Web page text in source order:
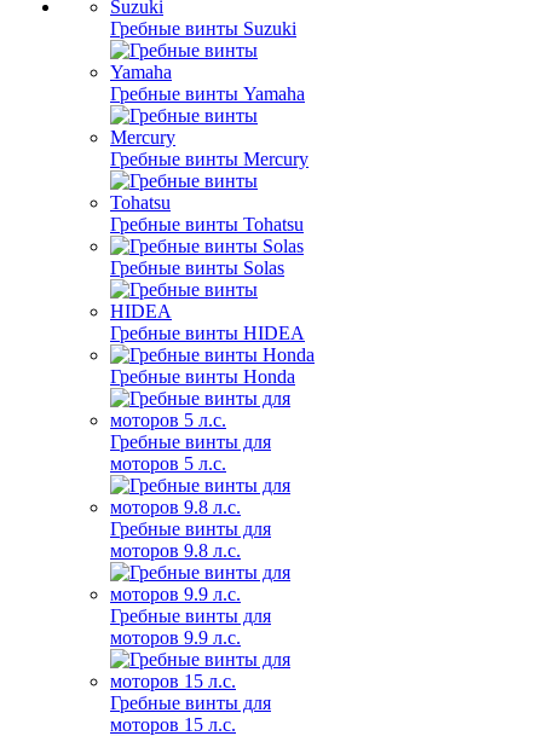
Гребные винты Suzuki
Гребные винты Yamaha
Гребные винты Mercury
Гребные винты Tohatsu
Гребные винты Solas
Гребные винты HIDEA
Гребные винты Honda
Гребные винты для
моторов 5 л.с.
Гребные винты для
моторов 9.8 л.с.
Гребные винты для
моторов 9.9 л.с.
Гребные винты для
моторов 15 л.с.